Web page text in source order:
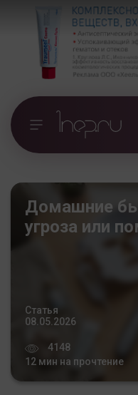
Домашние
угроза или
Статья
08.05.2026
4148
12 мин на прочтение